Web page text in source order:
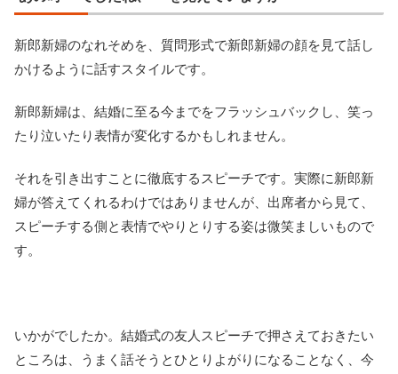
新郎新婦のなれそめを、質問形式で新郎新婦の顔を見て話し
かけるように話すスタイルです。
新郎新婦は、結婚に至る今までをフラッシュバックし、笑っ
たり泣いたり表情が変化するかもしれません。
それを引き出すことに徹底するスピーチです。実際に新郎新
婦が答えてくれるわけではありませんが、出席者から見て、
スピーチする側と表情でやりとりする姿は微笑ましいもので
す。
いかがでしたか。結婚式の友人スピーチで押さえておきたい
ところは、うまく話そうとひとりよがりになることなく、今